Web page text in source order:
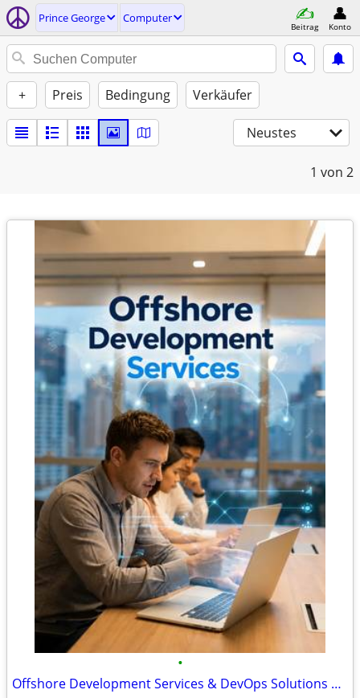
Prince George Computer
Beitrag Konto
+ Preis Bedingung Verkäufer
Neustes
1 von 2
•
Offshore Development Services & DevOps Solutions | Naveera Technology